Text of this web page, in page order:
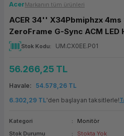
(Firewall)
Makinesi
Makinesi
Bağlantı
Yedekleme
Paketi
AcerMarkanın tüm ürünleri
ACER 34'' X34Pbmiphzx
ZeroFrame G-Sync ACM LED
Stok Kodu UM.CX0EE.P01
56.266,25 TL
Havale
54.578,26 TL
6.302,29 TL'den başlayan taksitlerle!
Kategori
Monitör
Stok Durumu
Stokta Yok